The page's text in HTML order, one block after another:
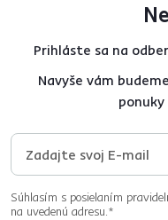
Prihláste sa na
Navyše vám
Súhlasím s posielaním
na uvedenú adresu.*